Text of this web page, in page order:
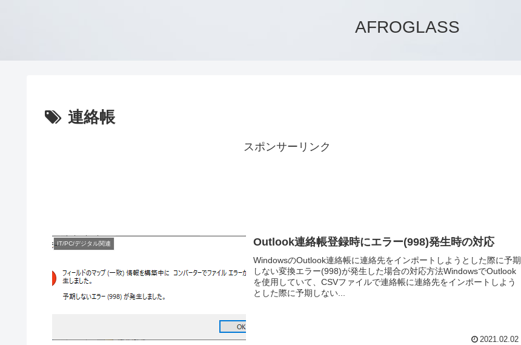
AFROGLASS
連絡帳
スポンサーリンク
IT/PC/デジタル関連 Outlook連絡帳登録時にエラー(998)発生時の対応
WindowsのOutlook連絡帳に連絡先をインポートしようとした際に予期
しない変換エラー(998)が発生した場合の対応方法WindowsでOutlook
を使用していて、CSVファイルで連絡帳に連絡先をインポートしよう
とした際に予期しない...
2021.02.02